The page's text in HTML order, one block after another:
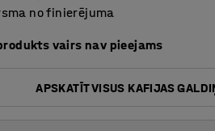
no finierējuma
vairs nav pieejams
APSKATĪT VISUS KAFIJAS